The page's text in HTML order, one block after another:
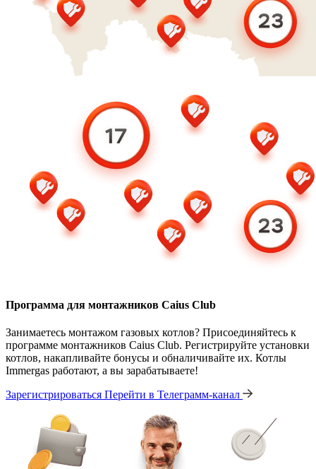
Программа для монтажников Caius Club
Занимаетесь монтажом газовых котлов? Присоединяйтесь к
программе монтажников Caius Club. Регистрируйте установки
котлов, накапливайте бонусы и обналичивайте их. Котлы
Immergas работают, а вы зарабатываете!
Зарегистрироваться Перейти в Телеграмм-канал